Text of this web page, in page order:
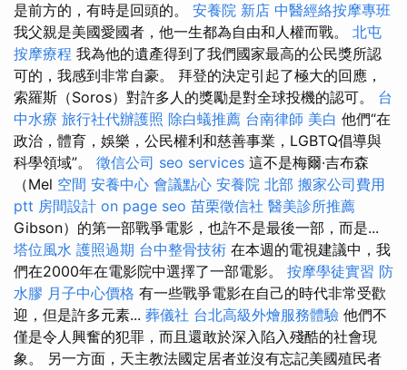
是前方的，有時是回頭的。 安養院 新店 中醫經絡按摩專班
我父親是美國愛國者，他一生都為自由和人權而戰。 北屯
按摩療程 我為他的遺產得到了我們國家最高的公民獎所認
可的，我感到非常自豪。 拜登的決定引起了極大的回應，
索羅斯（Soros）對許多人的獎勵是對全球投機的認可。 台
中水療 旅行社代辦護照 除白蟻推薦 台南律師 美白 他們“在
政治，體育，娛樂，公民權利和慈善事業，LGBTQ倡導與
科學領域”。 徵信公司 seo services 這不是梅爾·吉布森
（Mel 空間 安養中心 會議點心 安養院 北部 搬家公司費用
ptt 房間設計 on page seo 苗栗徵信社 醫美診所推薦
Gibson）的第一部戰爭電影，也許不是最後一部，而是...
塔位風水 護照過期 台中整骨技術 在本週的電視建議中，我
們在2000年在電影院中選擇了一部電影。 按摩學徒實習 防
水膠 月子中心價格 有一些戰爭電影在自己的時代非常受歡
迎，但是許多元素... 葬儀社 台北高級外燴服務體驗 他們不
僅是令人興奮的犯罪，而且還敢於深入陷入殘酷的社會現
象。 另一方面，天主教法國定居者並沒有忘記美國殖民者